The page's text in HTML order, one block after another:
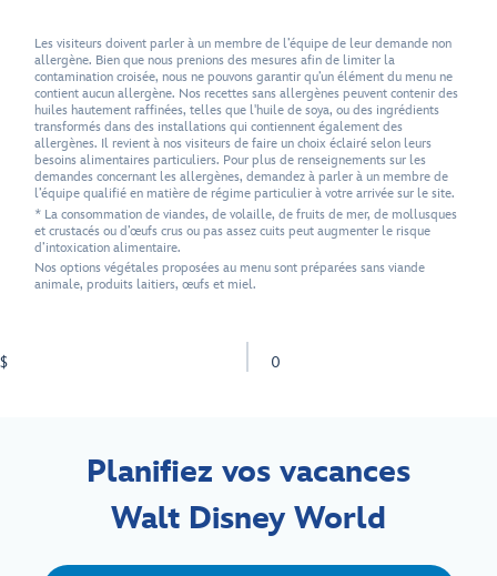
Les visiteurs doivent parler à un membre de l’équipe de leur demande non
allergène. Bien que nous prenions des mesures afin de limiter la
contamination croisée, nous ne pouvons garantir qu’un élément du menu ne
contient aucun allergène. Nos recettes sans allergènes peuvent contenir des
huiles hautement raffinées, telles que l'huile de soya, ou des ingrédients
transformés dans des installations qui contiennent également des
allergènes. Il revient à nos visiteurs de faire un choix éclairé selon leurs
besoins alimentaires particuliers. Pour plus de renseignements sur les
demandes concernant les allergènes, demandez à parler à un membre de
l’équipe qualifié en matière de régime particulier à votre arrivée sur le site.
* La consommation de viandes, de volaille, de fruits de mer, de mollusques
et crustacés ou d’œufs crus ou pas assez cuits peut augmenter le risque
d’intoxication alimentaire.
Nos options végétales proposées au menu sont préparées sans viande
animale, produits laitiers, œufs et miel.
$ 0
Planifiez vos vacances
Walt Disney World